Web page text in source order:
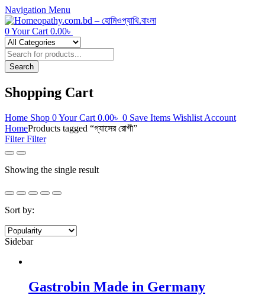
Navigation Menu
0Your Cart 0.00৳
Products
search
Search
Shopping Cart
Home Shop 0Your Cart 0.00৳ 0 Save Items Wishlist Account
HomeProducts tagged “গ্যাসের রোগী”
FilterFilter
Showing the single result
Sort by:
Sidebar
Gastrobin Made in Germany